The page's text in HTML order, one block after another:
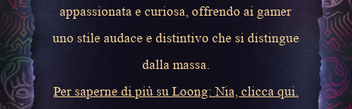
appassionata e curiosa, offrendo ai gamer
uno stile audace e distintivo che si distingue
dalla massa.
Per saperne di più su Loong: Nia, clicca qui.